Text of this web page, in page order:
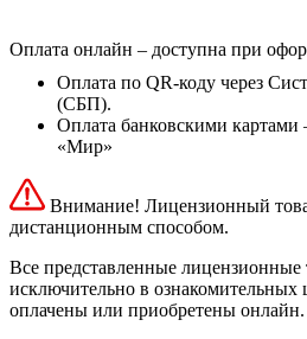
Оплата онлайн – доступна при
Оплата по QR-коду через
(СБП).
Оплата банковскими картами
«Мир»
Внимание! Лицензионный
дистанционным способом.
Все представленные
исключительно в ознакомительных
оплачены или приобретены онлайн.